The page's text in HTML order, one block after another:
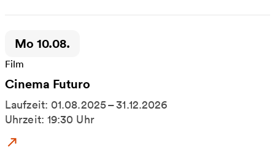
Zeitpunkt der Veranstaltung:
Mo 10.08.
Film
Cinema Futuro
Laufzeit: 01.08.2025 – 31.12.2026
Uhrzeit: 19:30 Uhr
Zum Event: Cinema Futuro